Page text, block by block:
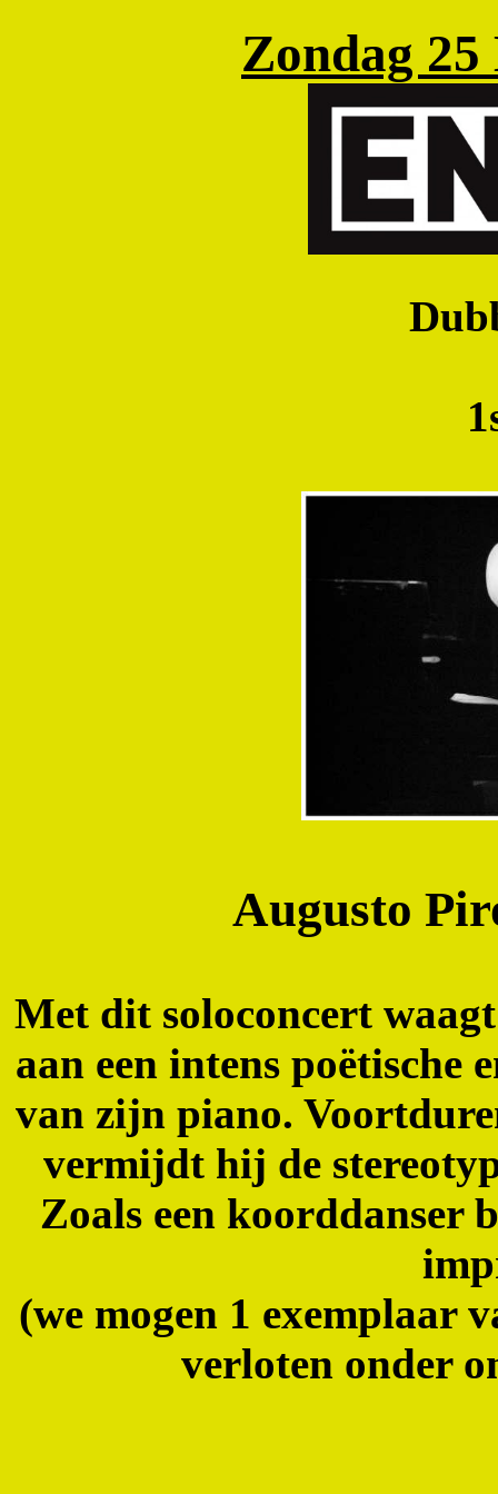
Zondag
Augusto
Met dit soloconcert
aan een intens poëtische
van zijn piano.
vermijdt hij de
Zoals een koorddanser
(we mogen 1 exemplaar
verloten onder